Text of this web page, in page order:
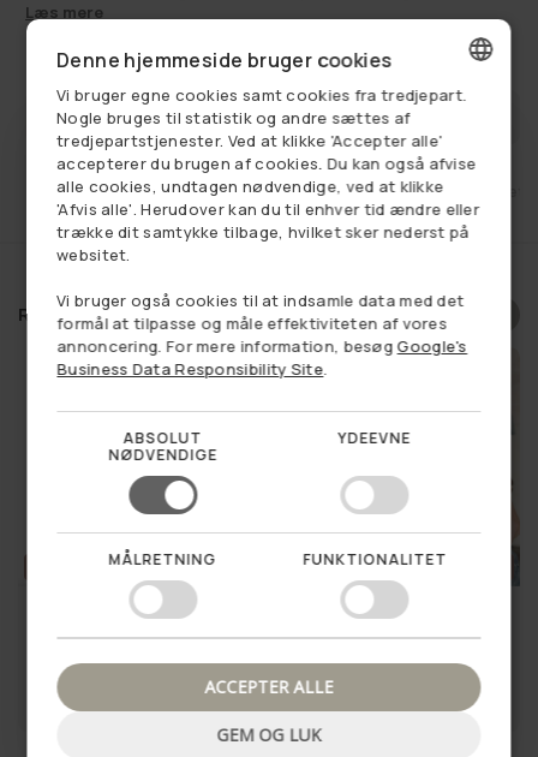
Indeni er VICTORIA holdt praktisk og overskuelig med ét hovedrum, så
du hurtigt kan finde dine ting. Den lille lynlåslomme er oplagt til
småting som nøgler, så de ikke forsvinder i bunden.
Toplynlåsen samler udtrykket og lukker tasken pænt, mens den lange
crossbody-rem giver mulighed for at bære den, som det passer dig.
Remmen kan justeres i længden og kan også tages af, hvis du vil bruge
tasken som håndtaske.
Med sin bløde kalveskindskvalitet og praktiske størrelse er VICTORIA et
oplagt valg, når du vil have en taske, der både ser skarp ud og fungerer
til hverdagens mange ærinder.
Se alt: Crossbody tasker Få på lager
Læs mere
Normalpris
1.110,00 kr
Udsalgspris
560,00 kr
FÅ BESKED NÅR VAREN ER PÅ LAGER
Fri fragt ved køb over 749,- 14 dages
Relaterede produkter
SUMMER SALE 54%
Elegant håndtaske - Camel
649,00 kr 1.399,00 kr
SUMMER SALE
Crossbody Hanna Black
399,00 kr 799,00 kr
DANISH
GERMAN
NORWEGIAN
SWEDISH
Denne hjemmeside bruger cookies
Vi bruger egne cookies samt cookies fra tredjepart.
Nogle bruges til statistik og andre sættes af
tredjepartstjenester. Ved at klikke 'Accepter alle'
accepterer du brugen af cookies. Du kan også afvise
alle cookies, undtagen nødvendige, ved at klikke
'Afvis alle'. Herudover kan du til enhver tid ændre eller
trække dit samtykke tilbage, hvilket sker nederst på
websitet.
Vi bruger også cookies til at indsamle data med det
formål at tilpasse og måle effektiviteten af vores
annoncering. For mere information, besøg Google's
Business Data Responsibility Site.
ABSOLUT
NØDVENDIGE
YDEEVNE
MÅLRETNING FUNKTIONALITET
GEM OG LUK
ACCEPTER ALLE
Vælg et produkt, og se om du
har vundet en rabat
Nej tak, luk pop up